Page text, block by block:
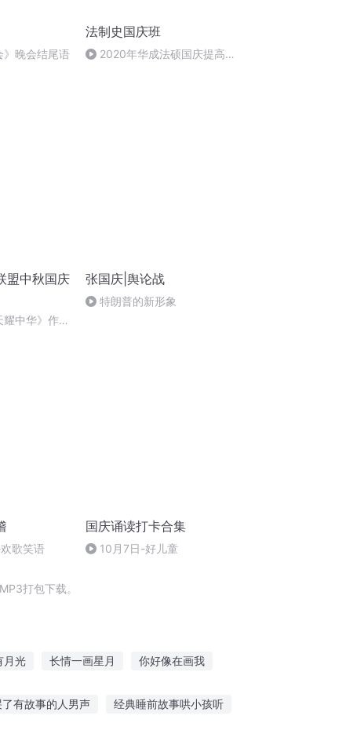
》晚会结尾语
法制史国庆班
2020年华成法硕国庆提高班
盟中秋国庆
耀中华》作
张国庆|舆论战
特朗普的新形象
歌笑语
国庆诵读打卡合集
10月7日-好儿童
打包下载。
月光 长情一画星月 你好像在画我
有故事的人男声 经典睡前故事哄小孩听